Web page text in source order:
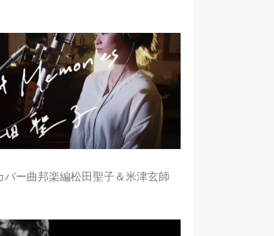
バー曲邦楽編松田聖子＆米津玄師